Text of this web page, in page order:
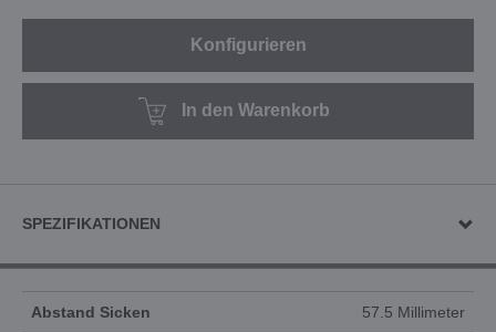
Konfigurieren
In den Warenkorb
SPEZIFIKATIONEN
Abstand Sicken 57.5 Millimeter